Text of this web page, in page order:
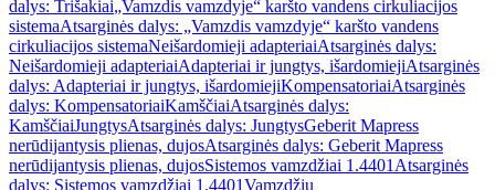
dalys: Trišakiai„Vamzdis vamzdyje“ karšto vandens cirkuliacijos
sistemaAtsarginės dalys: „Vamzdis vamzdyje“ karšto vandens
cirkuliacijos sistemaNeišardomieji adapteriaiAtsarginės dalys:
Neišardomieji adapteriaiAdapteriai ir jungtys, išardomiejiAtsarginės
dalys: Adapteriai ir jungtys, išardomiejiKompensatoriaiAtsarginės
dalys: KompensatoriaiKamščiaiAtsarginės dalys:
KamščiaiJungtysAtsarginės dalys: JungtysGeberit Mapress
nerūdijantysis plienas, dujosAtsarginės dalys: Geberit Mapress
nerūdijantysis plienas, dujosSistemos vamzdžiai 1.4401 Atsarginės
dalys: Sistemos vamzdžiai 1.4401Vamzdžių